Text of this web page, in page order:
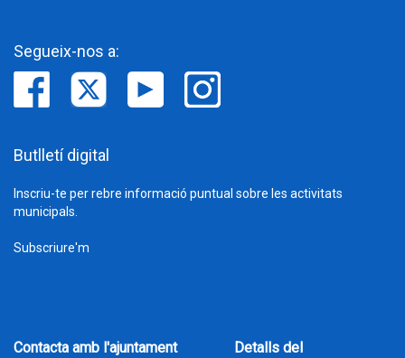
Segueix-nos a:
Butlletí digital
Inscriu-te per rebre informació puntual sobre les activitats
municipals.
Subscriure'm
Contacta amb l'ajuntament
Detalls del